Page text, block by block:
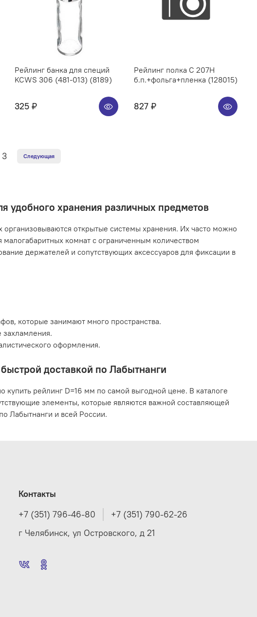
Рейлинг банка для специй
KCWS 306 (481-013) (8189)
325 ₽
Рейлинг полка C 207H
б.п.+фольга+пленка (128015)
827 ₽
3 Следующая
удобного хранения различных предметов
открытые системы хранения. Их часто можно
комнат с ограниченным количеством
держателей и сопутствующих аксессуаров для фиксации в
которые занимают много пространства.
захламления.
оформления.
доставкой по Лабытнанги
рейлинг D=16 мм по самой выгодной цене. В каталоге
элементы, которые являются важной составляющей
Лабытнанги и всей России.
Контакты
+7 (351) 796-46-80
+7 (351) 790-62-26
г Челябинск, ул Островского, д 21